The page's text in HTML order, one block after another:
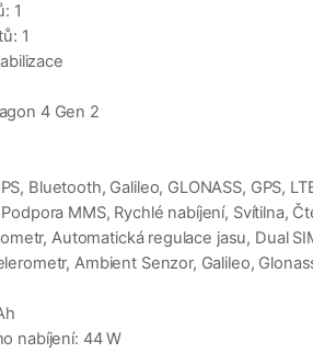
1
1
4 Gen 2
Bluetooth, Galileo, GLONASS, GPS,
MMS, Rychlé nabíjení, Svítilna,
Automatická regulace jasu, Dual
Ambient Senzor, Galileo,
nabíjení: 44 W